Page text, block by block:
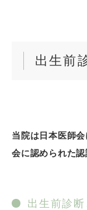
出生前
当院は日本医師
会に認められた認
出生前診断